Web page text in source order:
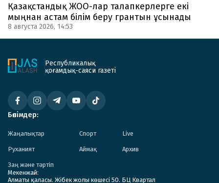
Қазақстандық ЖОО-лар талапкерлерге екі
мыңнан астам білім беру грантын ұсынады
8 августа 2026, 14:53
Республикалық
қоғамдық-саяси газеті
Бөлімдер:
Жаңалықтар Спорт Live
Руханият Аймақ Архив
Заң және тәртіп
Мекенжай:
Алматы қаласы. Жібек жолы көшесі 50. БЦ Квартал